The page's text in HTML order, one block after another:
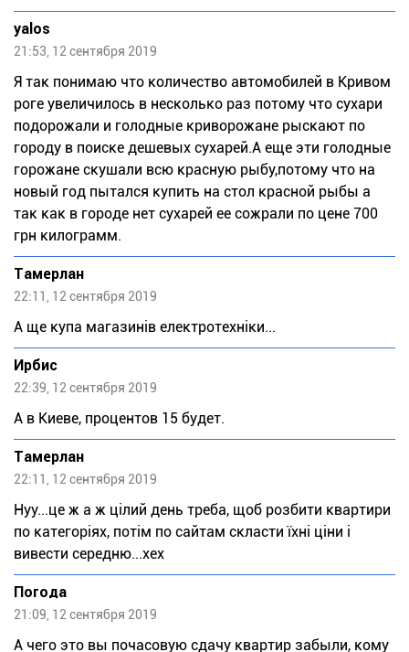
yalos
21:53, 12 сентября 2019
Я так понимаю что количество автомобилей в Кривом
роге увеличилось в несколько раз потому что сухари
подорожали и голодные криворожане рыскают по
городу в поиске дешевых сухарей.А еще эти голодные
горожане скушали всю красную рыбу,потому что на
новый год пытался купить на стол красной рыбы а
так как в городе нет сухарей ее сожрали по цене 700
грн килограмм.
Тaмeрлан
22:11, 12 сентября 2019
А ще купа магазинів електротехніки...
Ирбис
22:39, 12 сентября 2019
А в Киеве, процентов 15 будет.
Тaмeрлан
22:11, 12 сентября 2019
Нуу...це ж а ж цілий день треба, щоб розбити квартири
по категоріях, потім по сайтам скласти їхні ціни і
вивести середню...хех
Погода
21:09, 12 сентября 2019
А чего это вы почасовую сдачу квартир забыли, кому